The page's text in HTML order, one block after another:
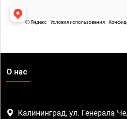
О нас
Калининград, ул. Генерала